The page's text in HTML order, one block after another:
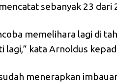
sebanyak 23
memelihara lagi di
lagi,” kata Arnoldus
menerapkan